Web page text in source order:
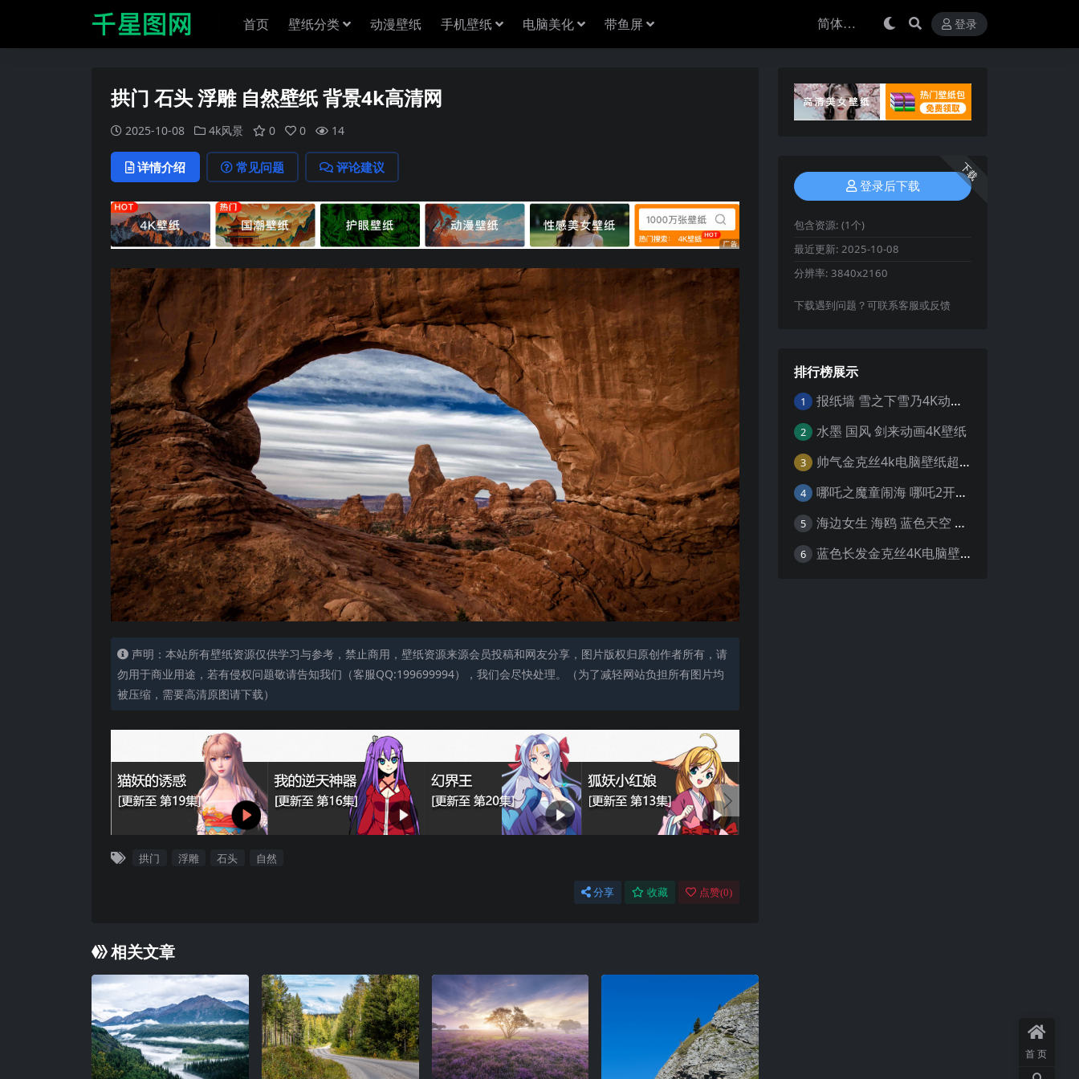
首页 壁纸分类 动漫壁纸 手机壁纸 电脑美化 带鱼屏 登录
拱门 石头 浮雕 自然壁纸 背景4k高清网
2025-10-08 4k风景 0 0 14
详情介绍 常见问题 评论建议
声明：本站所有壁纸资源仅供学习与参考，禁止商用，壁纸资源来源会员投稿和网友分享，图片版权归原创作者所有，请
勿用于商业用途，若有侵权问题敬请告知我们（客服QQ:199699994），我们会尽快处理。（为了减轻网站负担所有图片均
被压缩，需要高清原图请下载）
拱门 浮雕 石头 自然
分享 收藏 点赞(0)
相关文章
下载
登录后下载
包含资源: (1个)
最近更新: 2025-10-08
分辨率: 3840x2160
下载遇到问题？可联系客服或反馈
排行榜展示
1 报纸墙 雪之下雪乃4K动漫壁纸
2 水墨 国风 剑来动画4K壁纸
3 帅气金克丝4k电脑壁纸超清
4 哪吒之魔童闹海 哪吒2开场4K壁纸
5 海边女生 海鸥 蓝色天空 4K壁纸
6 蓝色长发金克丝4K电脑壁纸
首页